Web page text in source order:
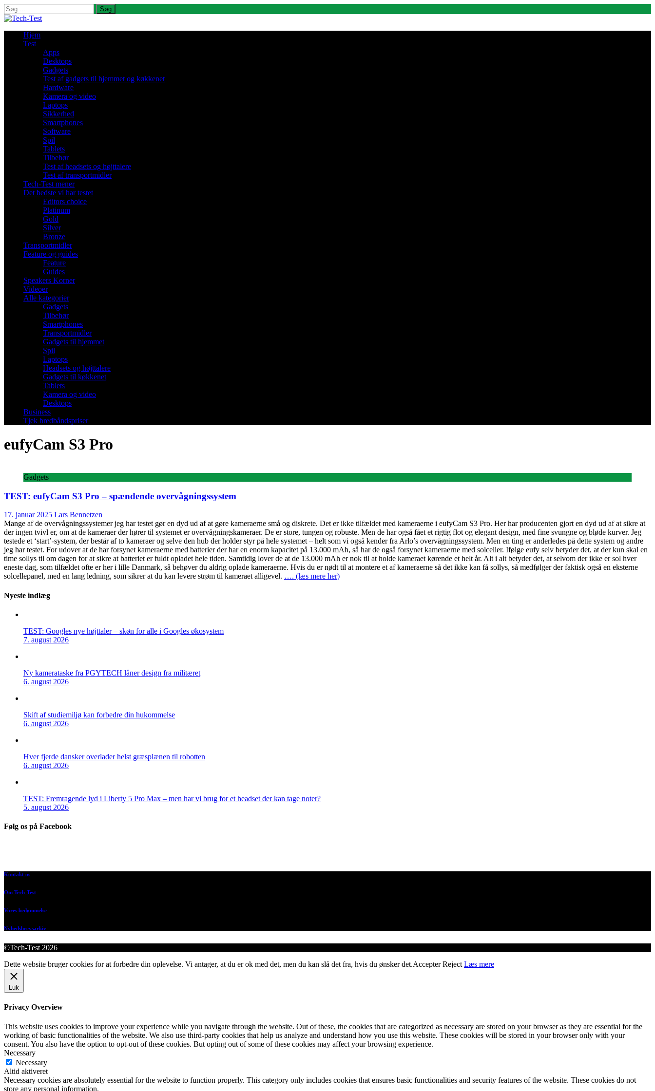
Søg
efter:
Hjem
Test
Apps
Desktops
Gadgets
Test af gadgets til hjemmet og køkkenet
Hardware
Kamera og video
Laptops
Sikkerhed
Smartphones
Software
Spil
Tablets
Tilbehør
Test af headsets og højttalere
Test af transportmidler
Tech-Test mener
Det bedste vi har testet
Editors choice
Platinum
Gold
Silver
Bronze
Transportmidler
Feature og guides
Feature
Guides
Speakers Korner
Videoer
Alle kategorier
Gadgets
Tilbehør
Smartphones
Transportmidler
Gadgets til hjemmet
Spil
Laptops
Headsets og højttalere
Gadgets til køkkenet
Tablets
Kamera og video
Desktops
Business
Tjek bredbåndspriser
eufyCam S3 Pro
Gadgets
TEST: eufyCam S3 Pro – spændende overvågningssystem
17. januar 2025 Lars Bennetzen
Mange af de overvågningssystemer jeg har testet gør en dyd ud af at gøre kameraerne små og diskrete. Det er ikke tilfældet med kameraerne i eufyCam S3 Pro. Her har producenten gjort en dyd ud af at sikre at
der ingen tvivl er, om at de kameraer der hører til systemet er overvågningskameraer. De er store, tungen og robuste. Men de har også fået et rigtig flot og elegant design, med fine svungne og bløde kurver. Jeg
testede et ‘start’-system, der består af to kameraer og selve den hub der holder styr på hele systemet – helt som vi også kender fra Arlo’s overvågningssystem. Men en ting er anderledes på dette system og andre
jeg har testet. For udover at de har forsynet kameraerne med batterier der har en enorm kapacitet på 13.000 mAh, så har de også forsynet kameraerne med solceller. Ifølge eufy selv betyder det, at der kun skal en
time sollys til om dagen for at sikre at batteriet er fuldt opladet hele tiden. Samtidig lover de at de 13.000 mAh er nok til at holde kameraet kørende et helt år. Alt i alt betyder det, at selvom der ikke er sol hver
eneste dag, som tilfældet ofte er her i lille Danmark, så behøver du aldrig oplade kameraerne. Hvis du er nødt til at montere et af kameraerne så det ikke kan få sollys, så medfølger der faktisk også en eksterne
solcellepanel, med en lang ledning, som sikrer at du kan levere strøm til kameraet alligevel. …. (læs mere her)
Nyeste indlæg
TEST: Googles nye højttaler – skøn for alle i Googles økosystem
7. august 2026
Ny kamerataske fra PGYTECH låner design fra militæret
6. august 2026
Skift af studiemiljø kan forbedre din hukommelse
6. august 2026
Hver fjerde dansker overlader helst græsplænen til robotten
6. august 2026
TEST: Fremragende lyd i Liberty 5 Pro Max – men har vi brug for et headset der kan tage noter?
5. august 2026
Følg os på Facebook
Kontakt os
Om Tech-Test
Vores bedømmelse
Nyhedsbrevsarkiv
©Tech-Test 2026
Dette website bruger cookies for at forbedre din oplevelse. Vi antager, at du er ok med det, men du kan slå det fra, hvis du ønsker det.Accepter Reject Læs mere
Luk
Privacy Overview
This website uses cookies to improve your experience while you navigate through the website. Out of these, the cookies that are categorized as necessary are stored on your browser as they are essential for the
working of basic functionalities of the website. We also use third-party cookies that help us analyze and understand how you use this website. These cookies will be stored in your browser only with your
consent. You also have the option to opt-out of these cookies. But opting out of some of these cookies may affect your browsing experience.
Necessary
Necessary
Altid aktiveret
Necessary cookies are absolutely essential for the website to function properly. This category only includes cookies that ensures basic functionalities and security features of the website. These cookies do not
store any personal information.